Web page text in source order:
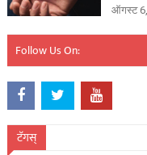
ऑगस्ट
Follow Us On:
टॅगस्